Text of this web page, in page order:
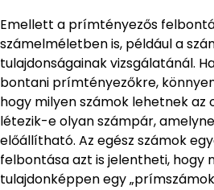
Emellett a prímtényezős
számelméletben is, például a
tulajdonságainak vizsgálatánál.
bontani prímtényezőkre,
hogy milyen számok lehetnek az
létezik-e olyan számpár,
előállítható. Az egész számok
felbontása azt is jelentheti, hogy
tulajdonképpen egy